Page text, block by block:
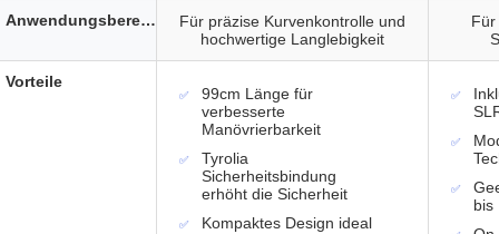
Für präzise Kurvenkontrolle und
hochwertige Langlebigkeit
99cm Länge für
verbesserte
Manövrierbarkeit
Tyrolia
Sicherheitsbindung
erhöht die Sicherheit
Kompaktes Design ideal
bis
Anwendungsbereich
Vorteile